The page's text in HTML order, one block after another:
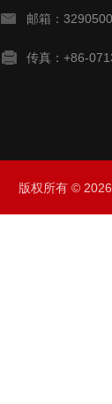
邮箱：
传真：+86-
版权所有 ©